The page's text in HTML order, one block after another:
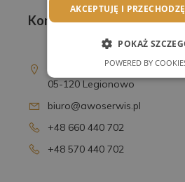
Kontakt
ul. T. Kościuszki 16D
05-120 Legionowo
biuro@awoserwis.pl
+48 660 440 702
+48 570 440 702
AKCEPTUJĘ I
POKAŻ
POWERED BY